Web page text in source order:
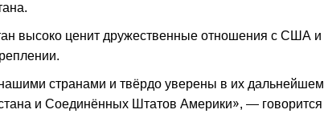
высоко ценит дружественные отношения с США и
странами и твёрдо уверены в их дальнейшем
и Соединённых Штатов Америки», — говорится